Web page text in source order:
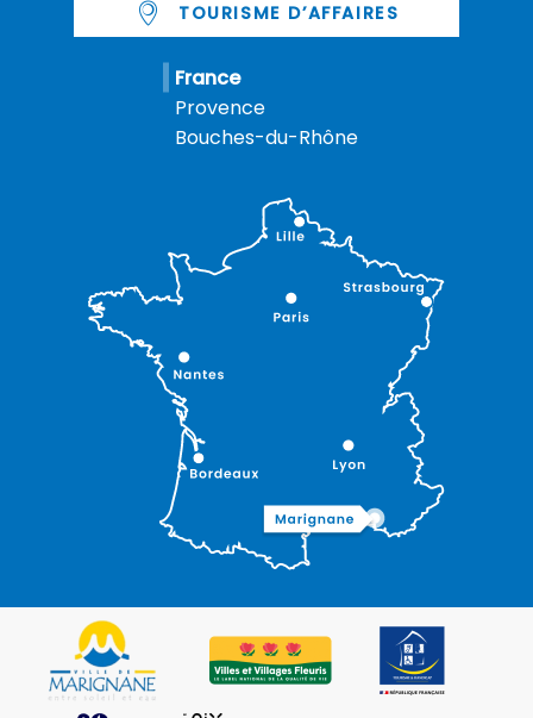
TOURISME D’AFFAIRES
France
Provence
Bouches-du-Rhône